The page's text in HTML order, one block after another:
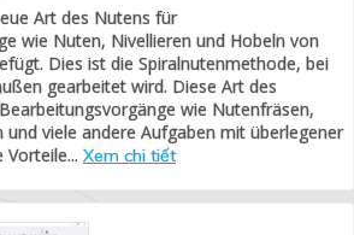
Art des Nutens für
wie Nuten, Nivellieren und Hobeln von
Dies ist die Spiralnutenmethode, bei
gearbeitet wird. Diese Art des
wie Nutenfräsen,
und viele andere Aufgaben mit überlegener
Xem chi tiết